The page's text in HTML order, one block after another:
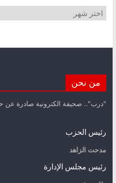
الأرشيف
من نحن
"درب".. صحيفة الكترونية صادرة عن
رئيس الحزب
مدحت الزاهد
رئيس مجلس الإدارة